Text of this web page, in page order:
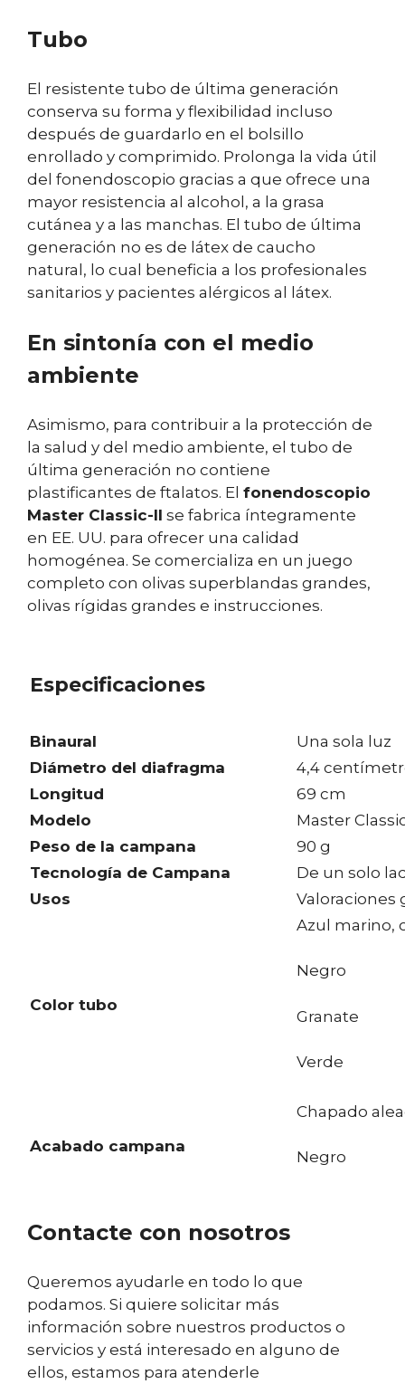
Tubo
El resistente tubo de última generación
conserva su forma y flexibilidad incluso
después de guardarlo en el bolsillo
enrollado y comprimido. Prolonga la vida útil
del fonendoscopio gracias a que ofrece una
mayor resistencia al alcohol, a la grasa
cutánea y a las manchas. El tubo de última
generación no es de látex de caucho
natural, lo cual beneficia a los profesionales
sanitarios y pacientes alérgicos al látex.
En sintonía con el medio
ambiente
Asimismo, para contribuir a la protección de
la salud y del medio ambiente, el tubo de
última generación no contiene
plastificantes de ftalatos. El fonendoscopio
Master Classic-II se fabrica íntegramente
en EE. UU. para ofrecer una calidad
homogénea. Se comercializa en un juego
completo con olivas superblandas grandes,
olivas rígidas grandes e instrucciones.
Especificaciones
Binaural
Una sola luz
Diámetro del diafragma
4,4
Longitud
69 cm
Modelo
Master
Peso de la campana
90 g
Tecnología de Campana
De un solo
Usos
Valoraciones
Color tubo
Azul marino,
Negro
Granate
Verde
Acabado campana
Chapado
Negro
Contacte con nosotros
Queremos ayudarle en todo lo que
podamos. Si quiere solicitar más
información sobre nuestros productos o
servicios y está interesado en alguno de
ellos, estamos para atenderle